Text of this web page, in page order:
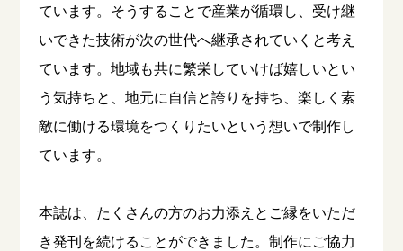
ています。そうすることで産業が循環し、受け継
いできた技術が次の世代へ継承されていくと考え
ています。地域も共に繁栄していけば嬉しいとい
う気持ちと、地元に自信と誇りを持ち、楽しく素
敵に働ける環境をつくりたいという想いで制作し
ています。
本誌は、たくさんの方のお力添えとご縁をいただ
き発刊を続けることができました。制作にご協力